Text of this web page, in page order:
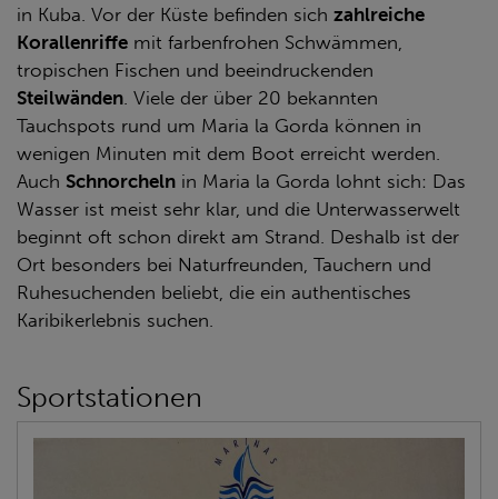
in Kuba. Vor der Küste befinden sich zahlreiche
Korallenriffe mit farbenfrohen Schwämmen,
tropischen Fischen und beeindruckenden
Steilwänden. Viele der über 20 bekannten
Tauchspots rund um Maria la Gorda können in
wenigen Minuten mit dem Boot erreicht werden.
Auch Schnorcheln in Maria la Gorda lohnt sich: Das
Wasser ist meist sehr klar, und die Unterwasserwelt
beginnt oft schon direkt am Strand. Deshalb ist der
Ort besonders bei Naturfreunden, Tauchern und
Ruhesuchenden beliebt, die ein authentisches
Karibikerlebnis suchen.
Sportstationen